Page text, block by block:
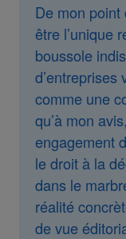
De mon
être l’unique
boussole
d’entreprises
comme une
qu’à mon
engagement
le droit à la
dans le
réalité
de vue